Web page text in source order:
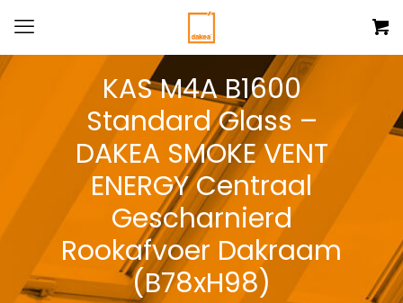
KAS M4A B1600
Standard Glass –
DAKEA SMOKE VENT
ENERGY Centraal
Gescharnierd
Rookafvoer Dakraam
(B78xH98)